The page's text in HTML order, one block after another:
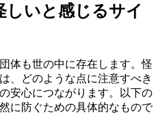
しいと感じるサイ
体も世の中に存在します。怪
、どのような点に注意すべき
安心につながります。以下の
に防ぐための具体的なもので